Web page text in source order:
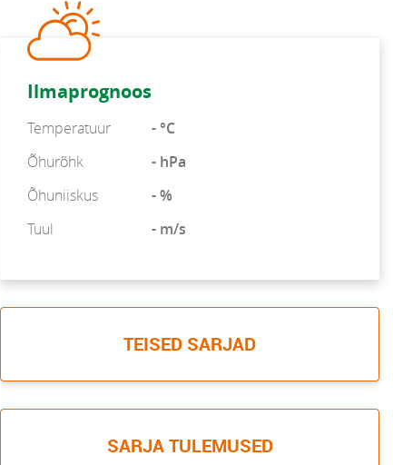
Ilmaprognoos
Temperatuur
- °C
Õhurõhk
- hPa
Õhuniiskus
- %
Tuul
- m/s
TEISED SARJAD
SARJA TULEMUSED